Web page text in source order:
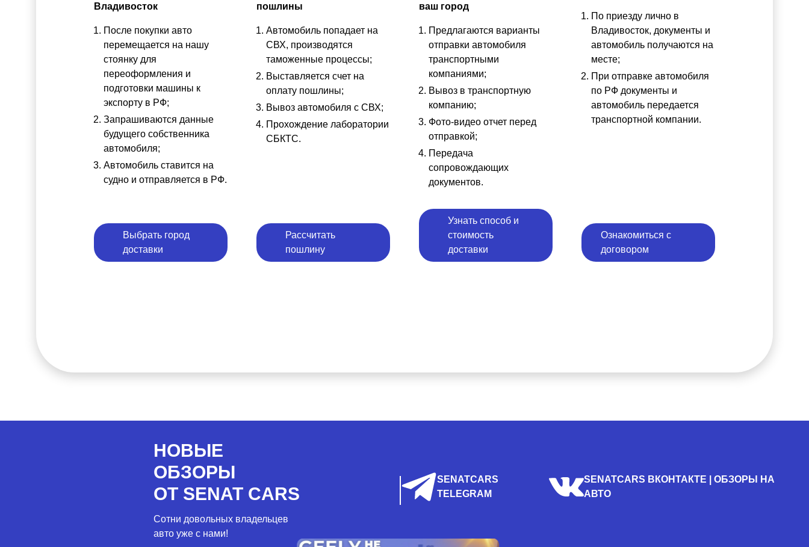
Владивосток
После покупки авто
перемещается на нашу
стоянку для
переоформления и
подготовки машины к
экспорту в РФ;
Запрашиваются данные
будущего собственника
автомобиля;
Автомобиль ставится на
судно и отправляется в РФ.
Выбрать город
доставки
пошлины
Автомобиль попадает на
СВХ, производятся
таможенные процессы;
Выставляется счет на
оплату пошлины;
Вывоз автомобиля с СВХ;
Прохождение лаборатории
СБКТС.
Рассчитать
пошлину
ваш город
Предлагаются варианты
отправки автомобиля
транспортными
компаниями;
Вывоз в транспортную
компанию;
Фото-видео отчет перед
отправкой;
Передача
сопровождающих
документов.
Узнать способ и
стоимость
доставки
По приезду лично в
Владивосток, документы и
автомобиль получаются на
месте;
При отправке автомобиля
по РФ документы и
автомобиль передается
транспортной компании.
Ознакомиться с
договором
НОВЫЕ
ОБЗОРЫ
ОТ SENAT CARS
Сотни довольных владельцев
авто уже с нами!
SENATCARS
TELEGRAM
SENATCARS ВКОНТАКТЕ | ОБЗОРЫ НА
АВТО